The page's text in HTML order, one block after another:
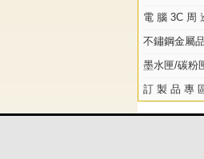
電 腦 3C 周
不鏽鋼金屬品
墨水匣/碳粉
訂 製 品 專